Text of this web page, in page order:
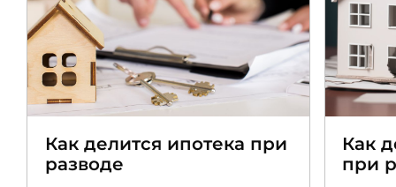
Как делится ипотека при
разводе
Как
при